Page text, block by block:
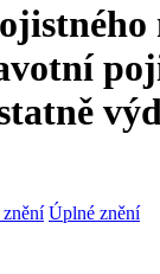
znění Úplné znění